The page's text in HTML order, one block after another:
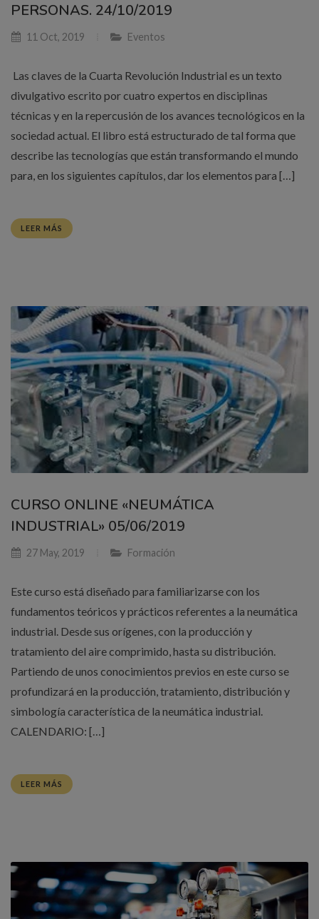
PERSONAS. 24/10/2019
11 Oct, 2019 Eventos
Las claves de la Cuarta Revolución Industrial es un texto
divulgativo escrito por cuatro expertos en disciplinas
técnicas y en la repercusión de los avances tecnológicos en la
sociedad actual. El libro está estructurado de tal forma que
describe las tecnologías que están transformando el mundo
para, en los siguientes capítulos, dar los elementos para […]
LEER MÁS
CURSO ONLINE «NEUMÁTICA
INDUSTRIAL» 05/06/2019
27 May, 2019 Formación
Este curso está diseñado para familiarizarse con los
fundamentos teóricos y prácticos referentes a la neumática
industrial. Desde sus orígenes, con la producción y
tratamiento del aire comprimido, hasta su distribución.
Partiendo de unos conocimientos previos en este curso se
profundizará en la producción, tratamiento, distribución y
simbología característica de la neumática industrial.
CALENDARIO: […]
LEER MÁS